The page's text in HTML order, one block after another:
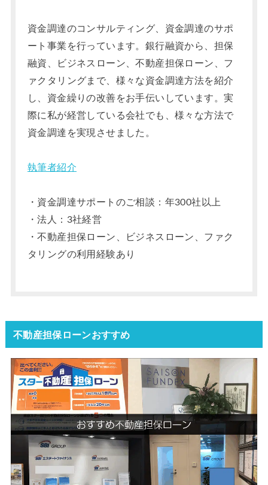
資金調達のコンサルティング、資金調達のサポ
ート事業を行っています。銀行融資から、担保
融資、ビジネスローン、不動産担保ローン、フ
ァクタリングまで、様々な資金調達方法を紹介
し、資金繰りの改善をお手伝いしています。実
際に私が経営している会社でも、様々な方法で
資金調達を実現させました。
執筆者紹介
・資金調達サポートのご相談：年300社以上
・法人：3社経営
・不動産担保ローン、ビジネスローン、ファク
タリングの利用経験あり
不動産担保ローンおすすめ